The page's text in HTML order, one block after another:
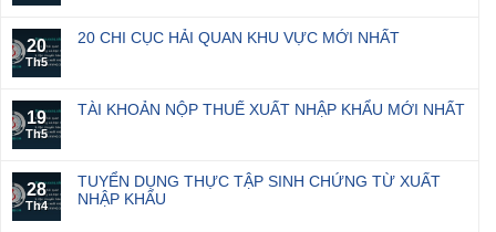
20
Th5
20 CHI CỤC HẢI QUAN KHU VỰC MỚI NHẤT
19
Th5
TÀI KHOẢN NỘP THUẾ XUẤT NHẬP KHẨU MỚI NHẤT
28
Th4
TUYỂN DỤNG THỰC TẬP SINH CHỨNG TỪ XUẤT
NHẬP KHẨU